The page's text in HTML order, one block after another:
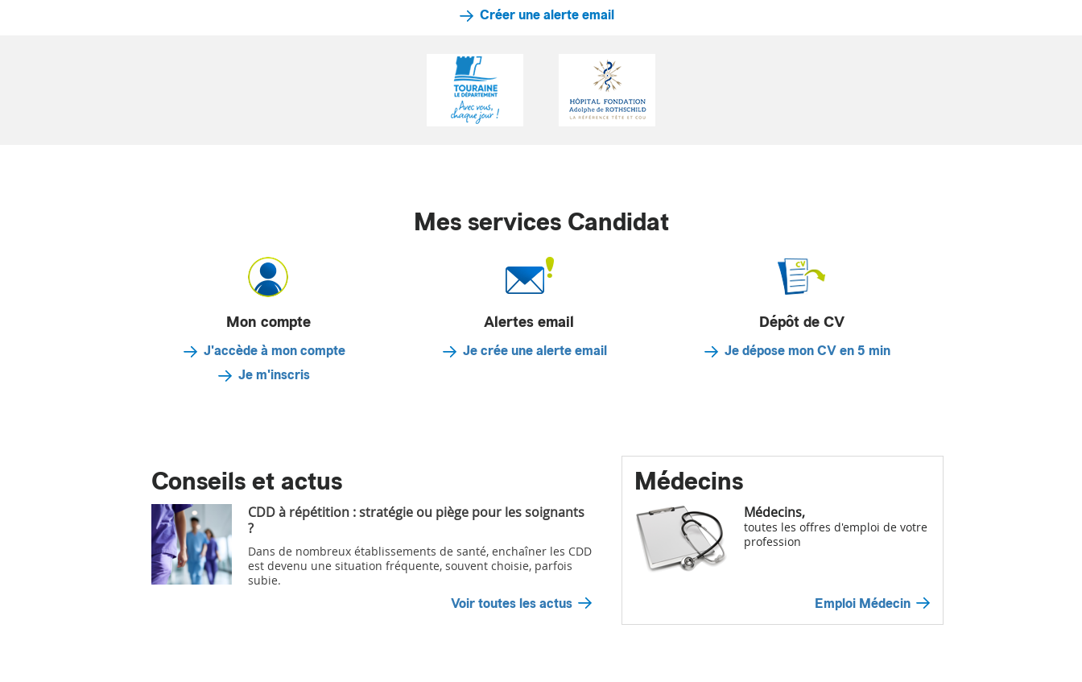
Créer une alerte email
Mes services Candidat
Mon compte
J'accède à mon compte
Je m'inscris
Alertes email
Je crée une alerte email
Dépôt de CV
Je dépose mon CV en 5 min
Conseils et actus
CDD à répétition : stratégie ou piège pour les soignants
?
Dans de nombreux établissements de santé, enchaîner les CDD
est devenu une situation fréquente, souvent choisie, parfois
subie.
Voir toutes les actus
Médecins
Médecins,
toutes les offres d'emploi de votre
profession
Emploi Médecin